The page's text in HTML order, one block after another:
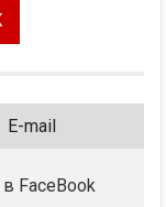
E-mail
FaceBook